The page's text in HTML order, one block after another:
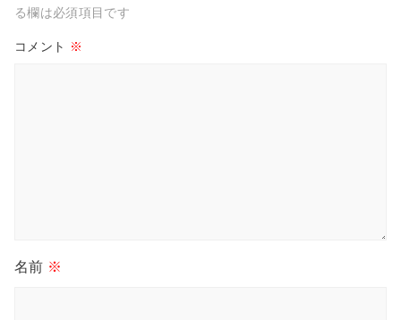
る欄は必須項目です
コメント ※
名前 ※